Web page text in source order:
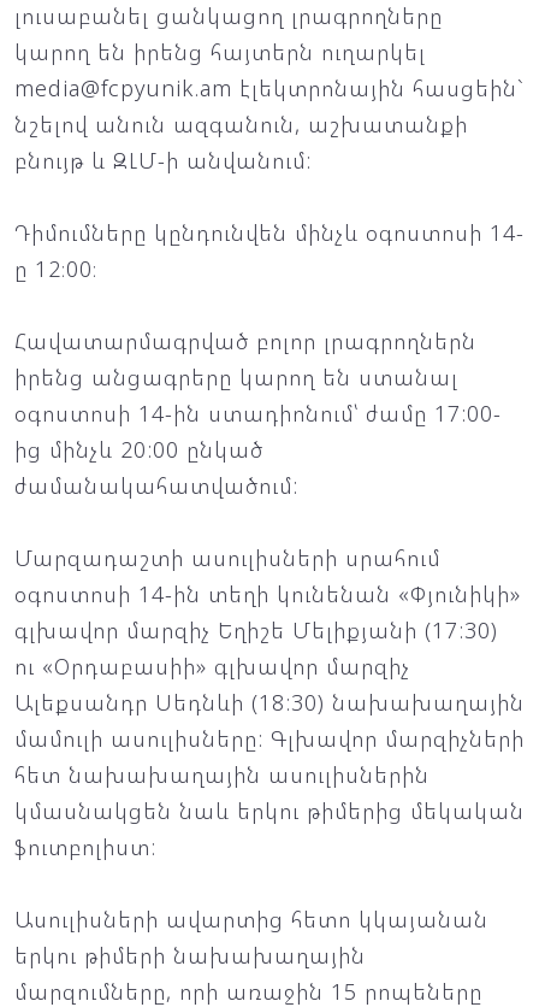
լուսաբանել ցանկացող լրագրողները
կարող են իրենց հայտերն ուղարկել
media@fcpyunik.am էլեկտրոնային հասցեին`
նշելով անուն ազգանուն, աշխատանքի
բնույթ և ԶԼՄ-ի անվանում:
Դիմումները կընդունվեն մինչև օգոստոսի 14-
ը 12։00։
Հավատարմագրված բոլոր լրագրողներն
իրենց անցագրերը կարող են ստանալ
օգոստոսի 14-ին ստադիոնում՝ ժամը 17:00-
ից մինչև 20:00 ընկած
ժամանակահատվածում:
Մարզադաշտի ասուլիսների սրահում
օգոստոսի 14-ին տեղի կունենան «Փյունիկի»
գլխավոր մարզիչ Եղիշե Մելիքյանի (17:30)
ու «Օրդաբասիի» գլխավոր մարզիչ
Ալեքսանդր Սեդնևի (18:30) նախախաղային
մամուլի ասուլիսները: Գլխավոր մարզիչների
հետ նախախաղային ասուլիսներին
կմասնակցեն նաև երկու թիմերից մեկական
ֆուտբոլիստ:
Ասուլիսների ավարտից հետո կկայանան
երկու թիմերի նախախաղային
մարզումները, որի առաջին 15 րոպեները